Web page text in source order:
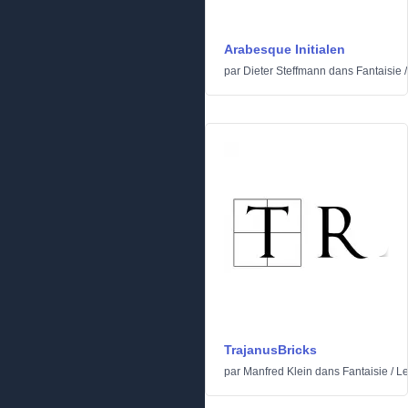
Arabesque Initialen
par Dieter Steffmann dans Fantaisie
TrajanusBricks
par Manfred Klein dans Fantaisie /